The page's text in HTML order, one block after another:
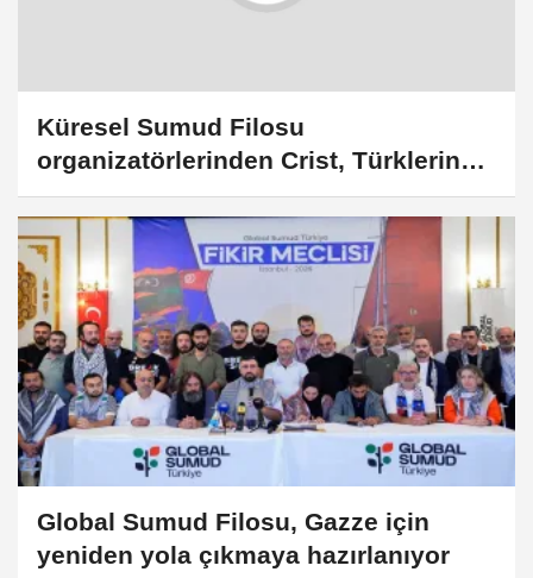
Küresel Sumud Filosu
organizatörlerinden Crist, Türklerin
Sumud hareketinin omurgası
olduğunu belirtti:
Global Sumud Filosu, Gazze için
yeniden yola çıkmaya hazırlanıyor